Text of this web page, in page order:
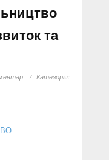
та
Категорія: